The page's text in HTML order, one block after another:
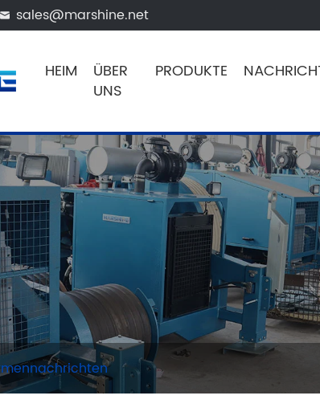
 sales@marshine.net
HEIM
ÜBER
UNS
PRODUKTE